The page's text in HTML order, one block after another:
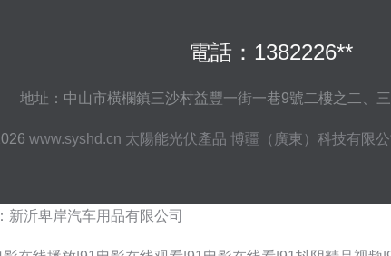
電話：1382226**
地址：中山市橫欄鎮三沙村益豐一街一巷9號二樓之二、三
www.syshd.cn 太陽能光伏產品 博疆（廣東）科技有限公
新沂卑岸汽车用品有限公司